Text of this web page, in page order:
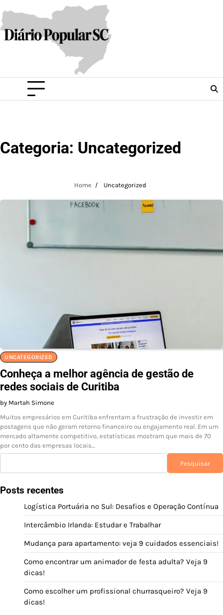
to
content
Categoria: Uncategorized
Home Uncategorized
UNCATEGORIZED
Conheça a melhor agência de gestão de
redes sociais de Curitiba
by Martah Simone
Muitos empresários em Curitiba enfrentam a frustração de investir em
postagens que não geram retorno financeiro ou engajamento real. Em um
mercado altamente competitivo, estatísticas mostram que mais de 70
por cento das empresas locais…
Pesquisar
Posts recentes
Logística Portuária no Sul: Desafios e Operação Contínua
Intercâmbio Irlanda: Estudar e Trabalhar
Mudança para apartamento: veja 9 cuidados essenciais!
Como encontrar um animador de festa adulta? Veja 9
dicas!
Como escolher um profissional churrasqueiro? Veja 9
dicas!